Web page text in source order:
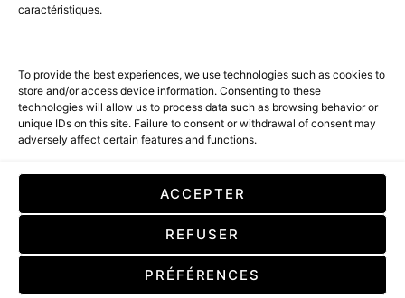
caractéristiques.
To provide the best experiences, we use technologies such as cookies to
store and/or access device information. Consenting to these
technologies will allow us to process data such as browsing behavior or
unique IDs on this site. Failure to consent or withdrawal of consent may
adversely affect certain features and functions.
ACCEPTER
REFUSER
PRÉFÉRENCES
SUBSCRIBE
acceptez nos conditions d'utilisation concernant le stockage des
données soumises par le biais de ce formulaire. By checking this box, you
confirm that you have read and are agreeing to our terms of use